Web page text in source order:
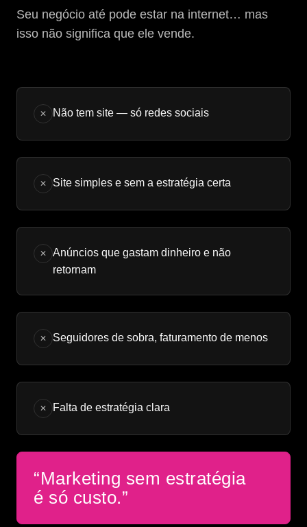
Seu negócio até pode estar na internet… mas
isso não significa que ele vende.
✕ Não tem site — só redes sociais
✕ Site simples e sem a estratégia certa
✕
Anúncios que gastam dinheiro e não
retornam
✕ Seguidores de sobra, faturamento de menos
✕ Falta de estratégia clara
“Marketing sem estratégia
é só custo.”